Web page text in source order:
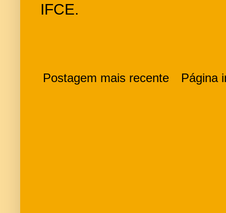
IFCE.
Postagem mais recente Página